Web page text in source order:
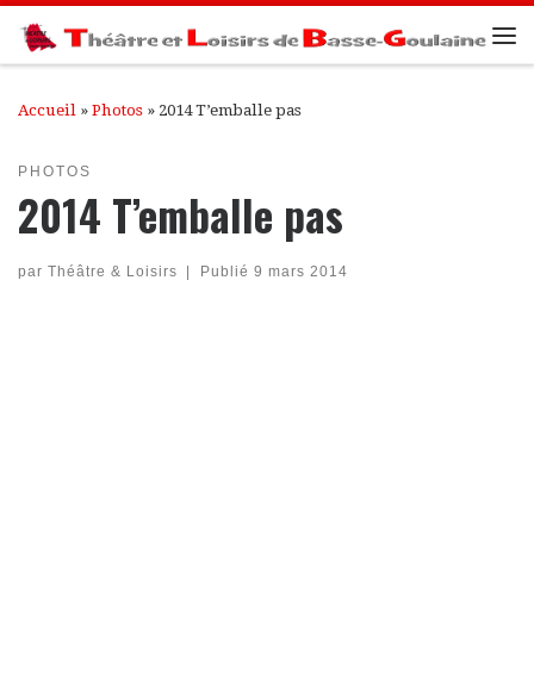
Passer au contenu
Accueil » Photos » 2014 T’emballe pas
PHOTOS
2014 T’emballe pas
par Théâtre & Loisirs | Publié 9 mars 2014